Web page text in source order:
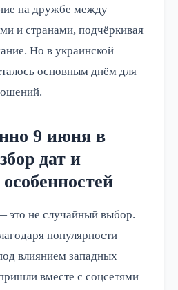
на дружбе между
и странами, подчёркивая
Но в украинской
основным днём для
9 июня в
дат и
не случайный выбор.
популярности
влиянием западных
вместе с соцсетями